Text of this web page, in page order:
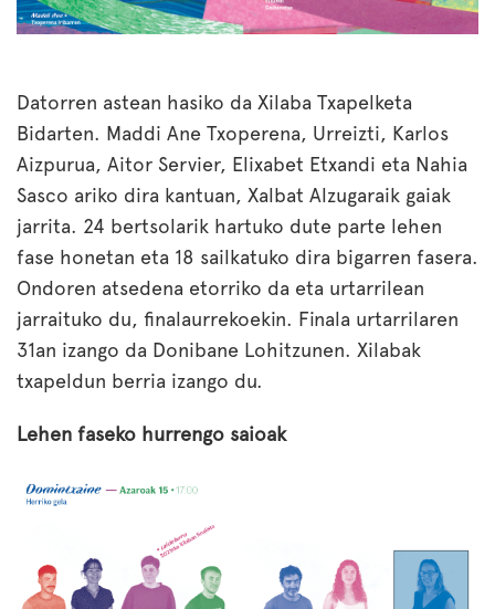
Datorren astean hasiko da Xilaba Txapelketa
Bidarten. Maddi Ane Txoperena, Urreizti, Karlos
Aizpurua, Aitor Servier, Elixabet Etxandi eta Nahia
Sasco ariko dira kantuan, Xalbat Alzugaraik gaiak
jarrita. 24 bertsolarik hartuko dute parte lehen
fase honetan eta 18 sailkatuko dira bigarren fasera.
Ondoren atsedena etorriko da eta urtarrilean
jarraituko du, finalaurrekoekin. Finala urtarrilaren
31an izango da Donibane Lohitzunen. Xilabak
txapeldun berria izango du.
Lehen faseko hurrengo saioak